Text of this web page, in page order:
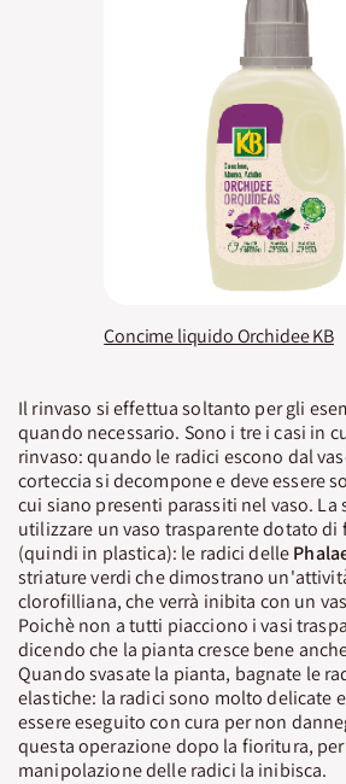
Concime liquido Orchidee KB
Il rinvaso si effettua soltanto per gli
quando necessario. Sono i tre i casi in
rinvaso: quando le radici escono dal
corteccia si decompone e deve essere
cui siano presenti parassiti nel vaso.
utilizzare un vaso trasparente dotato di
(quindi in plastica): le radici delle
striature verdi che dimostrano
clorofilliana, che verrà inibita con un
Poichè non a tutti piacciono i vasi
dicendo che la pianta cresce bene
Quando svasate la pianta, bagnate le
elastiche: la radici sono molto delicate
essere eseguito con cura per non
questa operazione dopo la fioritura,
manipolazione delle radici la inibisca.